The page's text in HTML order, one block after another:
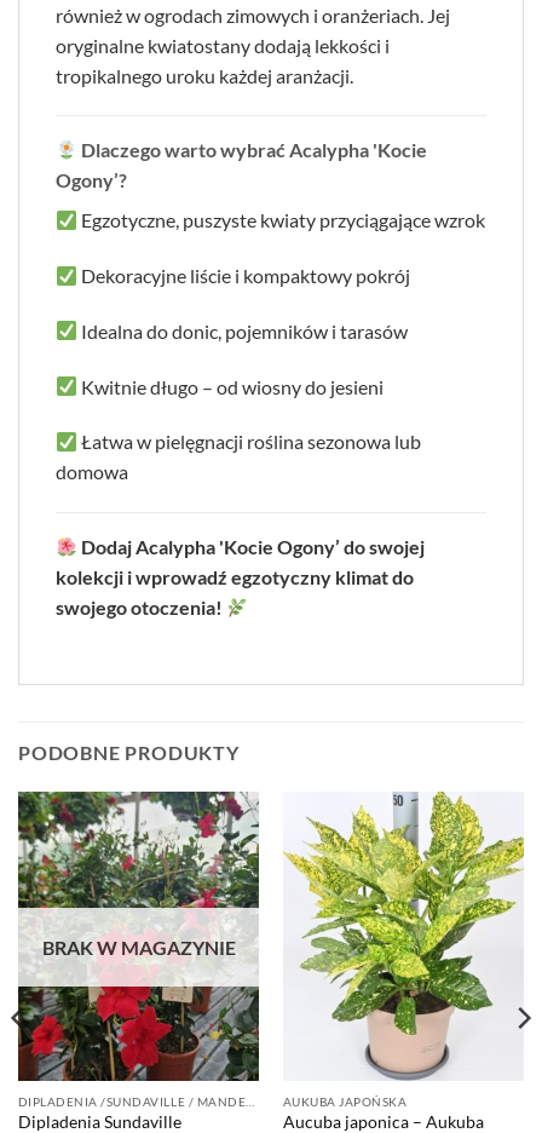
również w ogrodach zimowych i oranżeriach. Jej
oryginalne kwiatostany dodają lekkości i
tropikalnego uroku każdej aranżacji.
Dlaczego warto wybrać Acalypha 'Kocie
Ogony’?
Egzotyczne, puszyste kwiaty przyciągające wzrok
Dekoracyjne liście i kompaktowy pokrój
Idealna do donic, pojemników i tarasów
Kwitnie długo – od wiosny do jesieni
Łatwa w pielęgnacji roślina sezonowa lub
domowa
Dodaj Acalypha 'Kocie Ogony’ do swojej
kolekcji i wprowadź egzotyczny klimat do
swojego otoczenia!
PODOBNE PRODUKTY
BRAK W MAGAZYNIE
Dipladenia Sundaville
AUKUBA JAPOŃSKA
Aucuba japonica – Aukuba